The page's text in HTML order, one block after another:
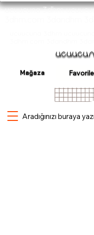
Mağaza
ucuucuna 3dhm